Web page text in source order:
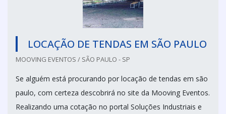
LOCAÇÃO DE TENDAS EM SÃO PAULO
MOOVING EVENTOS / SÃO PAULO - SP
Se alguém está procurando por locação de tendas em são
paulo, com certeza descobrirá no site da Mooving Eventos.
Realizando uma cotação no portal Soluções Industriais e